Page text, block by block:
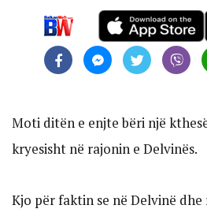
Moti ditën e enjte bëri një
kryesisht në rajonin e Delvinës.
Kjo për faktin se në Delvinë